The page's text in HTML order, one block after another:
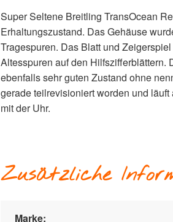
Super Seltene Breitling TransOcean
Erhaltungszustand. Das Gehäuse
Tragespuren. Das Blatt und
Altesspuren auf den
ebenfalls sehr guten Zustand ohne
gerade teilrevisioniert worden und
mit der Uhr.
Zusätzliche
Marke: